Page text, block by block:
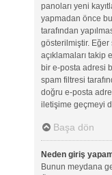
panoları yeni
yapmadan önce
tarafından
gösterilmiştir.
açıklamaları takip
bir e-posta adresi
spam filtresi
doğru e-posta
iletişime geçmeyi
Başa dön
Neden giriş
Bunun meydana